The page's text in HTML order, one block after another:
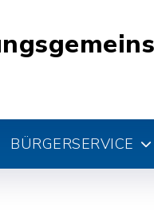
BÜRGERSERVICE